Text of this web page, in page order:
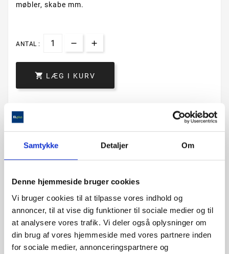
Samtykke Detaljer Om
Denne hjemmeside bruger cookies
Vi bruger cookies til at tilpasse vores indhold og
annoncer, til at vise dig funktioner til sociale medier og til
at analysere vores trafik. Vi deler også oplysninger om
din brug af vores hjemmeside med vores partnere inden
for sociale medier, annonceringspartnere og
møbler, skabe mm.
ANTAL :
 LÆG I KURV
Beskrivelse
Produkt information